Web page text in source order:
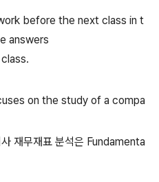
before the next class in t
answers
on the study of a compa
재무재표 분석은 Fundamenta